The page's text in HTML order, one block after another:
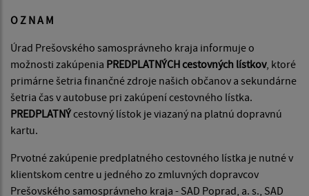
O Z N A M
Úrad Prešovského samosprávneho kraja informuje o
možnosti zakúpenia PREDPLATNÝCH cestovných lístkov, ktoré
primárne šetria finančné zdroje našich občanov a sekundárne
šetria čas v autobuse pri zakúpení cestovného lístka.
PREDPLATNÝcestovný lístok je viazaný na platnú dopravnú
kartu.
Prvotné zakúpenie predplatného cestovného lístka je nutné v
klientskom centre u jedného zo zmluvných dopravcov
Prešovského samosprávneho kraja - SAD Poprad, a. s., SAD